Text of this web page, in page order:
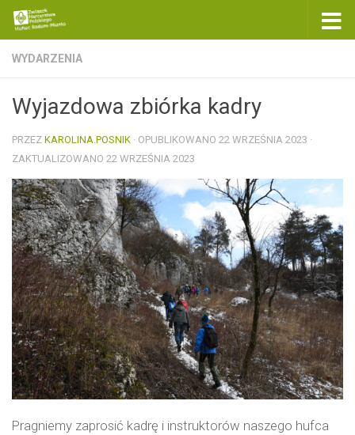
Skip to content
WYDARZENIA
Wyjazdowa zbiórka kadry
PRZEZ KAROLINA.POSNIK · OPUBLIKOWANO 22 WRZEŚNIA 2023 ·
ZAKTUALIZOWANO 22 WRZEŚNIA 2023
Pragniemy zaprosić kadrę i instruktorów naszego hufca